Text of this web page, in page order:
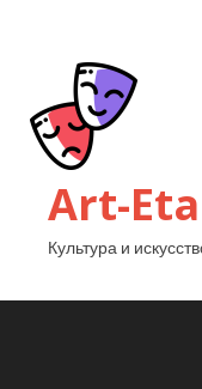
Art-
Культура и